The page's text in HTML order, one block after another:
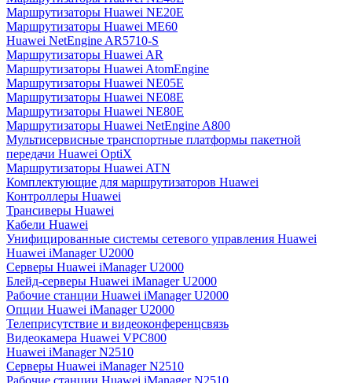
Маршрутизаторы Huawei NE20E
Маршрутизаторы Huawei ME60
Huawei NetEngine AR5710-S
Маршрутизаторы Huawei AR
Маршрутизаторы Huawei AtomEngine
Маршрутизаторы Huawei NE05E
Маршрутизаторы Huawei NE08E
Маршрутизаторы Huawei NE80E
Маршрутизаторы Huawei NetEngine A800
Мультисервисные транспортные платформы пакетной
передачи Huawei OptiX
Маршрутизаторы Huawei ATN
Комплектующие для маршрутизаторов Huawei
Контроллеры Huawei
Трансиверы Huawei
Кабели Huawei
Унифицированные системы сетевого управления Huawei
Huawei iManager U2000
Серверы Huawei iManager U2000
Блейд-серверы Huawei iManager U2000
Рабочие станции Huawei iManager U2000
Опции Huawei iManager U2000
Телеприсутствие и видеоконференцсвязь
Видеокамера Huawei VPC800
Huawei iManager N2510
Серверы Huawei iManager N2510
Рабочие станции Huawei iManager N2510